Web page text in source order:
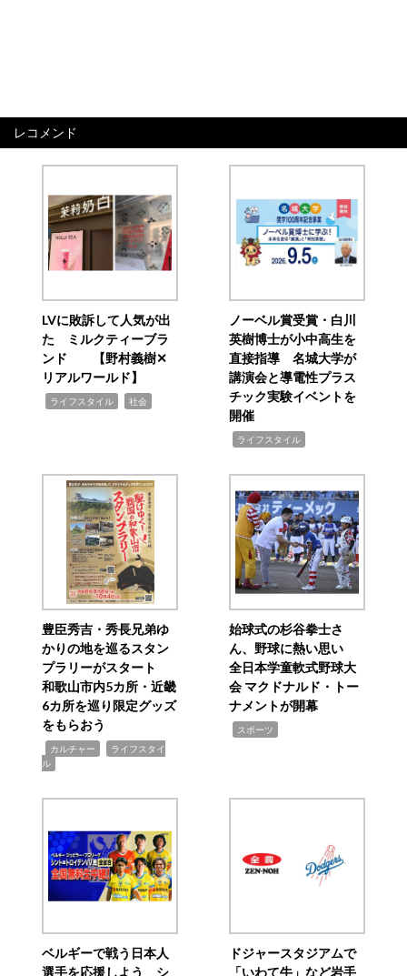
レコメンド
LVに敗訴して人気が出
た ミルクティーブラ
ンド 【野村義樹✕
リアルワールド】
ライフスタイル 社会
ノーベル賞受賞・白川
英樹博士が小中高生を
直接指導 名城大学が
講演会と導電性プラス
チック実験イベントを
開催
ライフスタイル
豊臣秀吉・秀長兄弟ゆ
かりの地を巡るスタン
プラリーがスタート
和歌山市内5カ所・近畿
6カ所を巡り限定グッズ
をもらおう
カルチャー
ライフスタイ
ル
始球式の杉谷拳士さ
ん、野球に熱い思い
全日本学童軟式野球大
会 マクドナルド・トー
ナメントが開幕
スポーツ
ベルギーで戦う日本人
選手を応援しよう シ
ドジャースタジアムで
「いわて牛」など岩手